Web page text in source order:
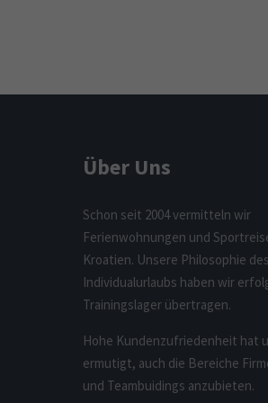
Über Uns
Schon seit 2004 vermitteln wir
Ferienwohnungen und
Kroatien. Unsere Philosophie des
Individualurlaubs haben wir
Trainingslager übertragen.
Hohe Kundenzufriedenheit hat
ermutigt, auch die Bereiche
und Teambuidings anzubieten.